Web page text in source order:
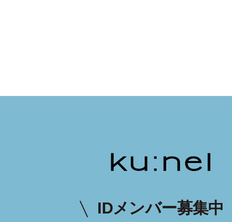
IDメンバー募集中